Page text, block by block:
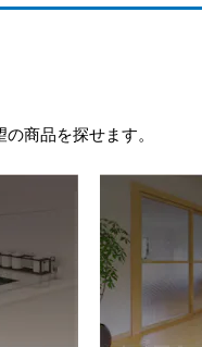
商品を探せます。